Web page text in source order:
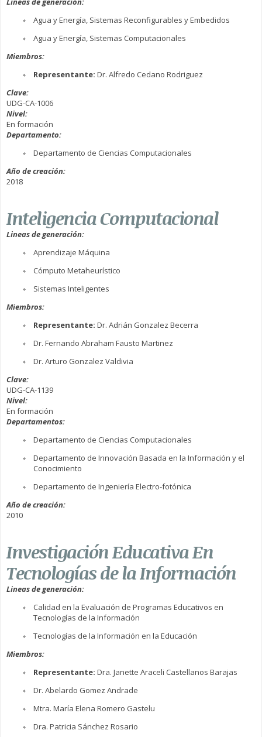
Agua y Energía, Sistemas Reconfigurables y Embedidos
Agua y Energía, Sistemas Computacionales
Miembros:
Representante: Dr. Alfredo Cedano Rodriguez
Clave:
UDG-CA-1006
Nivel:
En formación
Departamento:
Departamento de Ciencias Computacionales
Año de creación:
2018
Inteligencia Computacional
Lineas de generación:
Aprendizaje Máquina
Cómputo Metaheurístico
Sistemas Inteligentes
Miembros:
Representante: Dr. Adrián Gonzalez Becerra
Dr. Fernando Abraham Fausto Martinez
Dr. Arturo Gonzalez Valdivia
Clave:
UDG-CA-1139
Nivel:
En formación
Departamentos:
Departamento de Ciencias Computacionales
Departamento de Innovación Basada en la Información y el
Conocimiento
Departamento de Ingeniería Electro-fotónica
Año de creación:
2010
Investigación Educativa En
Tecnologías de la Información
Lineas de generación:
Calidad en la Evaluación de Programas Educativos en
Tecnologías de la Información
Tecnologías de la Información en la Educación
Miembros:
Representante: Dra. Janette Araceli Castellanos Barajas
Dr. Abelardo Gomez Andrade
Mtra. María Elena Romero Gastelu
Dra. Patricia Sánchez Rosario